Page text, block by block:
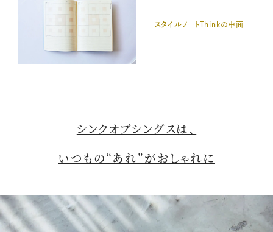
スタイルノートThinkの中面
シンクオブシングスは、
いつもの“あれ”がおしゃれに